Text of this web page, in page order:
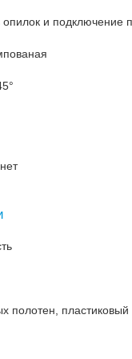
и подключение
полотен, пластиковый